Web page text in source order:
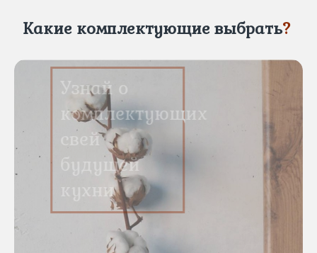
Какие комплектующие выбрать?
Узнай о
комплектующих
свей
будущей
кухни